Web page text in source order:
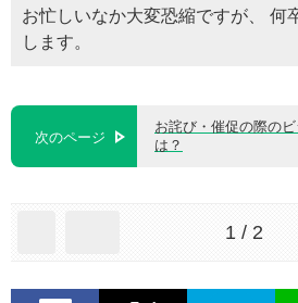
お忙しいなか大変恐縮ですが、 何
します。
次のページ
お詫び・催促の際の
は？
1 / 2